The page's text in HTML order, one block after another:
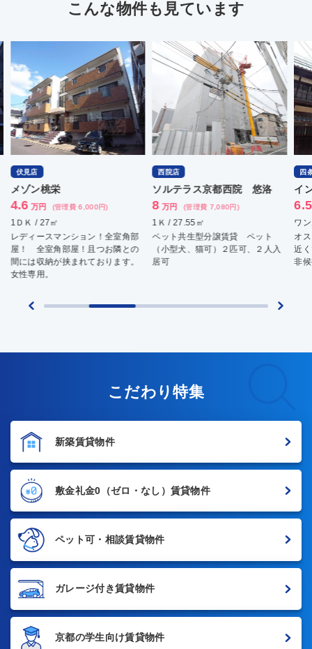
こんな物件も見ています
桃栄
万円 (管理費 6,000円)
/ 27㎡
ースマンション！全室角部
室角部屋！且つお隣との
収納が挟まれております。
用。
ソルテラス京都西院 悠洛
(管理費 7,080円)
1Ｋ / 27.55㎡
ペット共生型分譲賃貸 ペット
（小型犬、猫可）２匹可、２人入
居可
四条烏丸店
インペリ
万円 (
ワンルーム
オススメ
近くで６万
非候補に。
こだわり特集
新築賃貸物件
敷金礼金0 （ゼロ・なし）賃貸物件
ペット可・相談賃貸物件
ガレージ付き賃貸物件
京都の学生向け賃貸物件